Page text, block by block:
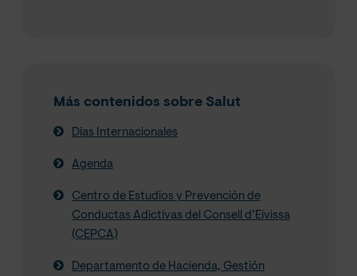
Más contenidos sobre Salut
Dias Internacionales
Agenda
Centro de Estudios y Prevención de
Conductas Adictivas del Consell d’Eivissa
(CEPCA)
Departamento de Hacienda, Gestión